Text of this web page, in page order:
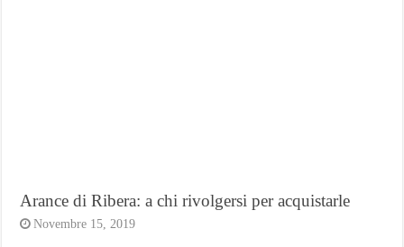
Arance di Ribera: a chi rivolgersi per acquistarle
Novembre 15, 2019